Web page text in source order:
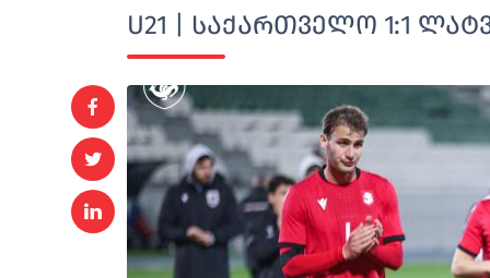
U21 | საქართველო 1:1